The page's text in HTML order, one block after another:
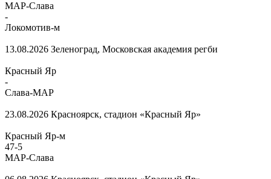
МАР-Слава
-
Локомотив-м
13.08.2026 Зеленоград, Московская академия регби
Красный Яр
-
Слава-МАР
23.08.2026 Красноярск, стадион «Красный Яр»
Красный Яр-м
47-5
МАР-Слава